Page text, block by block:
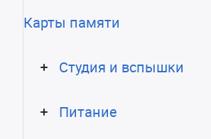
Карты памяти
Студия и вспышки
Питание